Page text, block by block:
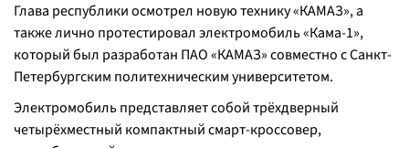
Глава республики осмотрел новую технику «КАМАЗ», а
также лично протестировал электромобиль «Кама-1»,
который был разработан ПАО «КАМАЗ» совместно с Санкт-
Петербургским политехническим университетом.
Электромобиль представляет собой трёхдверный
четырёхместный компактный смарт-кроссовер,